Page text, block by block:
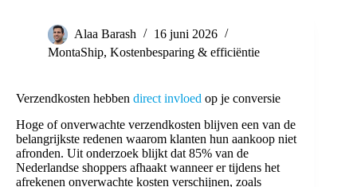
Alaa Barash
16 juni 2026
MontaShip, Kostenbesparing & efficiëntie
Verzendkosten hebben direct invloed op je conversie
Hoge of onverwachte verzendkosten blijven een van de
belangrijkste redenen waarom klanten hun aankoop niet
afronden. Uit onderzoek blijkt dat 85% van de
Nederlandse shoppers afhaakt wanneer er tijdens het
afrekenen onverwachte kosten verschijnen, zoals